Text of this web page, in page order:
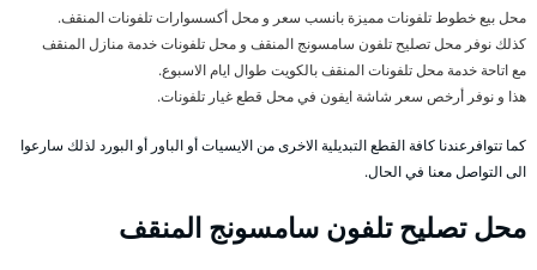
محل بيع خطوط تلفونات مميزة بانسب سعر و محل أكسسوارات تلفونات المنقف.
كذلك نوفر محل تصليح تلفون سامسونج المنقف و محل تلفونات خدمة منازل المنقف
مع اتاحة خدمة محل تلفونات المنقف بالكويت طوال ايام الاسبوع.
هذا و نوفر أرخص سعر شاشة ايفون في محل قطع غيار تلفونات.
كما تتوافرعندنا كافة القطع التبديلية الاخرى من الايسيات أو الباور أو البورد لذلك سارعوا
الى التواصل معنا في الحال.
محل تصليح تلفون سامسونج المنقف